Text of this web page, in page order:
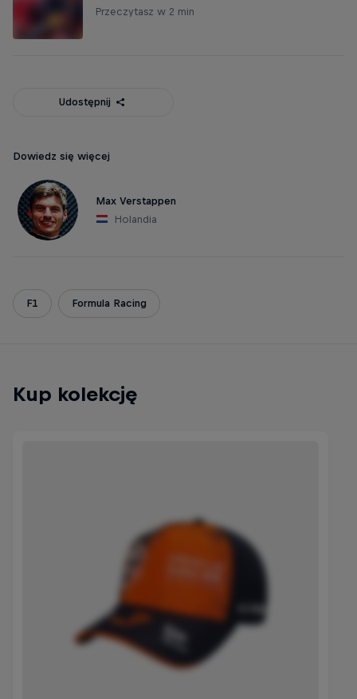
Przeczytasz w 2 min
Udostępnij
Dowiedz się więcej
Max Verstappen
Holandia
F1 Formula Racing
Kup kolekcję